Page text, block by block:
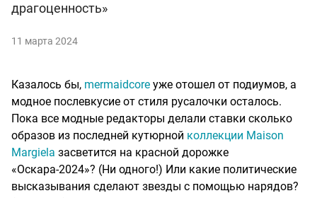
драгоценность»
11 марта 2024
Казалось бы, mermaidcore уже отошел от подиумов, а
модное послевкусие от стиля русалочки осталось.
Пока все модные редакторы делали ставки сколько
образов из последней кутюрной коллекции Maison
Margiela засветится на красной дорожке
«Оскара-2024»? (Ни одного!) Или какие политические
высказывания сделают звезды с помощью нарядов?